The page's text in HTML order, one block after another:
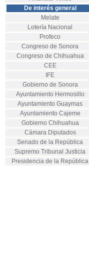
De interés general
Melate
Lotería Nacional
Profeco
Congreso de Sonora
Congreso de Chihuahua
CEE
IFE
Gobierno de Sonora
Ayuntamiento Hermosillo
Ayuntamiento Guaymas
Ayuntamiento Cajeme
Gobierno Chihuahua
Cámara Diputados
Senado de la República
Supremo Tribunal Justicia
Presidencia de la República